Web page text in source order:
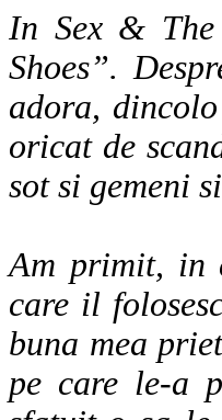
In Sex & The
Shoes”.
adora,
oricat de
sot si gemeni
Am primit, in
care il
buna mea
pe care le-a